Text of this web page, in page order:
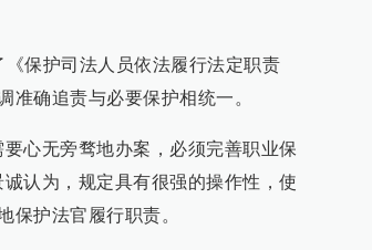
保护司法人员依法履行法定职责
准确追责与必要保护相统一。
心无旁骛地办案，必须完善职业保
认为，规定具有很强的操作性，使
保护法官履行职责。